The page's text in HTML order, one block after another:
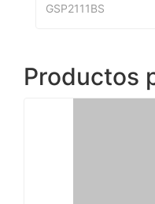
GSP2111BS
Productos